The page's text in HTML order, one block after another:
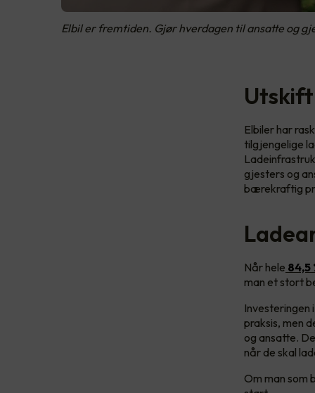
Elbil er fremtiden. Gjør hverdagen til ansatte og
Elbiler har
tilgjengelige
gjesters og
bærekraftig
Når hele 84,5
man et stort
praksis, men
og ansatte.
når de skal
Om man som